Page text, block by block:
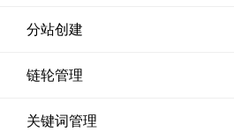
分站创建
链轮管理
关键词管理